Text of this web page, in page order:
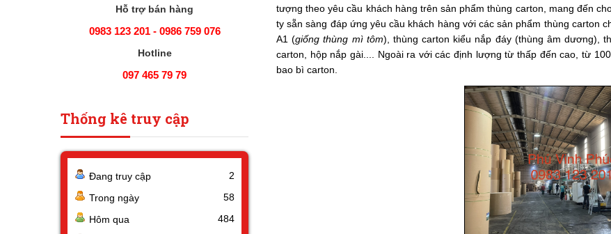
tượng theo yêu cầu khách hàng trên sản phẩm thùng carton, mang đến
ty sẵn sàng đáp ứng yêu cầu khách hàng với các sản phẩm thùng carton
A1 (giống thùng mì tôm), thùng carton kiểu nắp đáy (thùng âm dương),
carton, hộp nắp gài.... Ngoài ra với các định lượng từ thấp đến cao, từ
bao bì carton.
Hỗ trợ bán hàng
0983 123 201 - 0986 759 076
Hotline
097 465 79 79
Thống kê truy cập
Đang truy cập
2
Trong ngày
58
Hôm qua
484